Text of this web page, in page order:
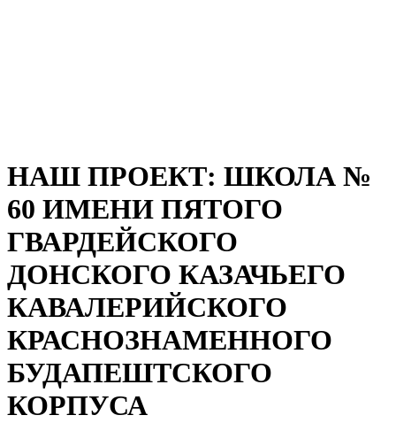
НАШ ПРОЕКТ: ШКОЛА №
60 ИМЕНИ ПЯТОГО
ГВАРДЕЙСКОГО
ДОНСКОГО КАЗАЧЬЕГО
КАВАЛЕРИЙСКОГО
КРАСНОЗНАМЕННОГО
БУДАПЕШТСКОГО
КОРПУСА